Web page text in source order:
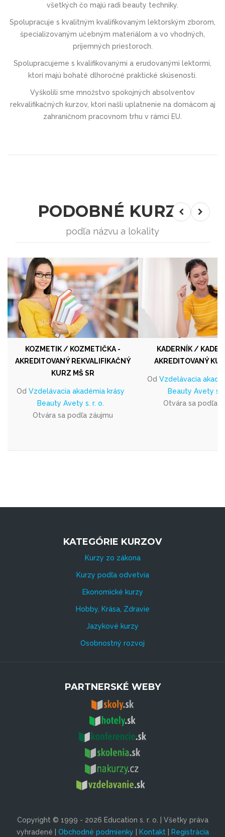
všetkých čo majú radi beauty techniky.
Spolupracuje s kvalitným kvalifikovaným lektorským zborom,
špecializovaným učebným materiálom a vo vhodných,
príjemných priestoroch.
Spolupracujeme s kvalifikovanými a erudovanými lektormi,
ktorí majú bohaté dlhoročné praktické skúsenosti.
Vyškolili sme množstvo spokojných absolventov
rekvalifikačných kurzov, ktorí našli uplatnenie na domácom aj
zahraničnom pracovnom trhu v rámci EU.
PODOBNÉ KURZY
podľa názvu a lokality
KOZMETIK / KOZMETIČKA -
AKREDITOVANÝ REKVALIFIKAČNÝ
KURZ MŠ SR
Od Vzdelávacia akadémia krásy
Beauty Avety s. r. o.
Otvára sa podľa záujmu
KADERNÍK /
AKREDITOVANÝ
Od Vzdelávacia
Beauty Avety s.
Otvára sa podľa
KATEGÓRIE KURZOV
Kurzy zo zákona
Kurzy podľa odvetvia
Ekonomické kurzy
Hobby, Krása, Zdravie
Jazykové kurzy
Osobnostný rozvoj
PARTNERSKÉ WEBY
Copyright © 1999 - 2026 Education s. r. o. | Všetky práva
vyhradené | Obchodné podmienky | Kontakt| Registrácia